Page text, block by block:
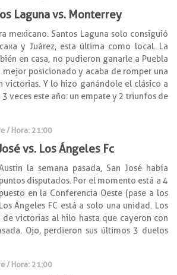
Laguna vs. Monterrey
mexicano. Santos Laguna solo consiguió
y Juárez, esta última como local. La
en casa, no pudieron ganarle a Puebla
mejor posicionado y acaba de romper una
victorias. Y lo hizo ganándole el clásico a
veces este año: un empate y 2 triunfos de
/ Hora: 21:00
vs. Los Ángeles Fc
la semana pasada, San José había
disputados. Por el momento está a 4
en la Conferencia Oeste (pase a los
Ángeles FC está a solo una unidad. Los
victorias al hilo hasta que cayeron con
Ojo, perdieron sus últimos 3 duelos
/ Hora: 21:00